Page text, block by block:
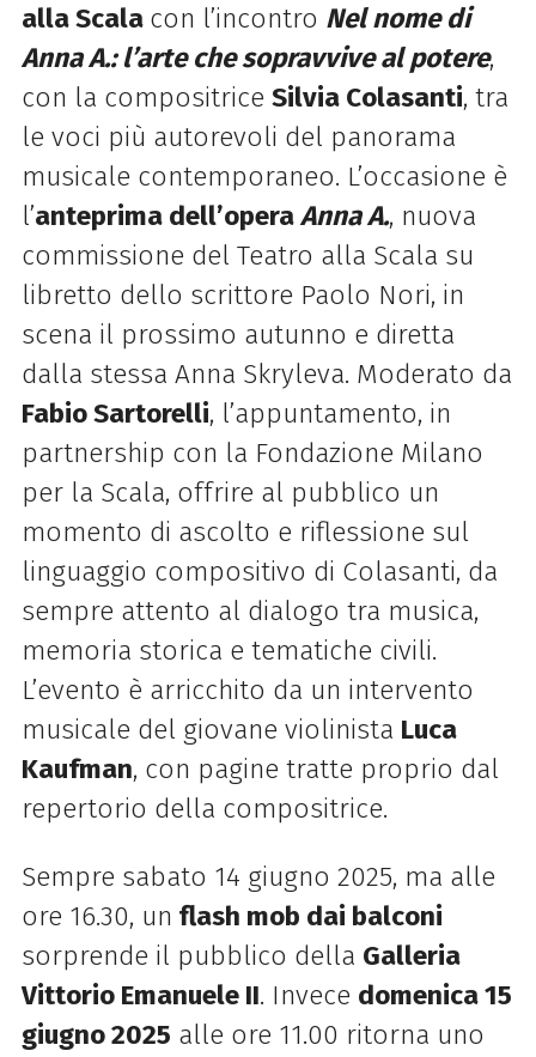
alla Scala con l’incontro Nel nome di
Anna A.: l’arte che sopravvive al potere,
con la compositrice Silvia Colasanti, tra
le voci più autorevoli del panorama
musicale contemporaneo. L’occasione è
l’anteprima dell’operaAnna A., nuova
commissione del Teatro alla Scala su
libretto dello scrittore Paolo Nori, in
scena il prossimo autunno e diretta
dalla stessa Anna Skryleva. Moderato da
Fabio Sartorelli, l’appuntamento, in
partnership con la Fondazione Milano
per la Scala, offrire al pubblico un
momento di ascolto e riflessione sul
linguaggio compositivo di Colasanti, da
sempre attento al dialogo tra musica,
memoria storica e tematiche civili.
L’evento è arricchito da un intervento
musicale del giovane violinista Luca
Kaufman, con pagine tratte proprio dal
repertorio della compositrice.
Sempre sabato 14 giugno 2025, ma alle
ore 16.30, un flash mob dai balconi
sorprende il pubblico della Galleria
Vittorio Emanuele II. Invece domenica 15
giugno 2025 alle ore 11.00 ritorna uno